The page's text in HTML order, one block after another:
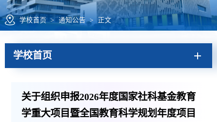
学校首页 > 通知公告 > 正文
学校首页
关于组织申报2026年度国家社科基金教育
学重大项目暨全国教育科学规划年度项目